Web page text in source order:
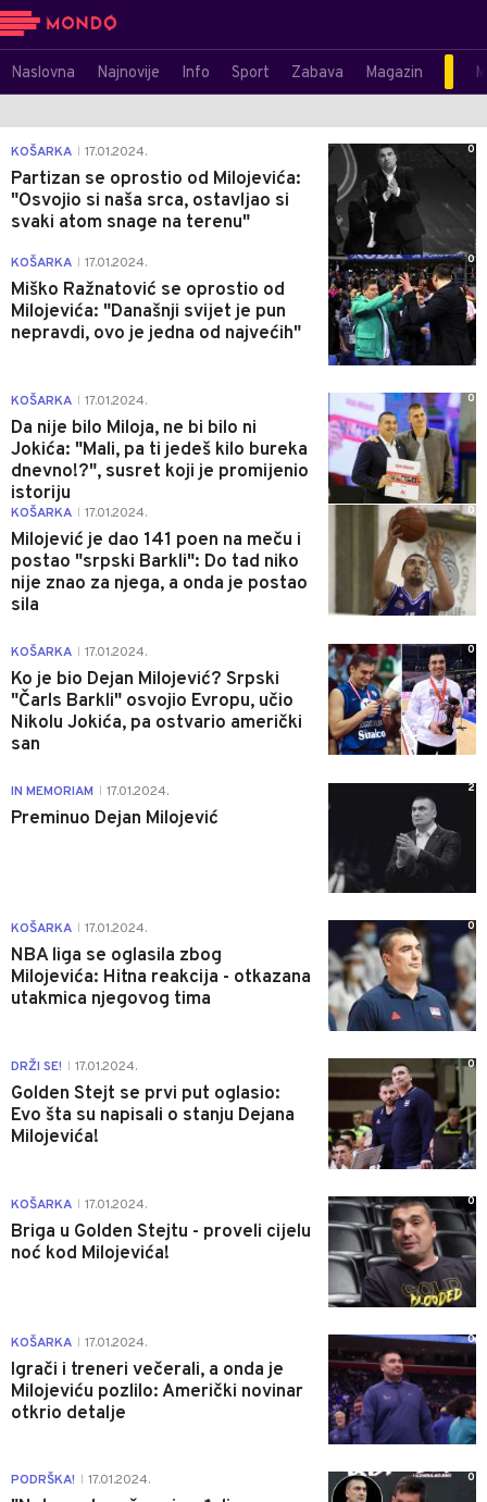
Naslovna Najnovije Info Sport Zabava Magazin
KOŠARKA 17.01.2024.
Partizan se oprostio od Milojevića:
"Osvojio si naša srca, ostavljao si
svaki atom snage na terenu"
0
KOŠARKA 17.01.2024.
Miško Ražnatović se oprostio od
Milojevića: "Današnji svijet je pun
nepravdi, ovo je jedna od najvećih"
0
KOŠARKA 17.01.2024.
Da nije bilo Miloja, ne bi bilo ni
Jokića: "Mali, pa ti jedeš kilo bureka
dnevno!?", susret koji je promijenio
istoriju
0
KOŠARKA 17.01.2024.
Milojević je dao 141 poen na meču i
postao "srpski Barkli": Do tad niko
nije znao za njega, a onda je postao
sila
0
KOŠARKA 17.01.2024.
Ko je bio Dejan Milojević? Srpski
"Čarls Barkli" osvojio Evropu, učio
Nikolu Jokića, pa ostvario američki
san
0
IN MEMORIAM 17.01.2024.
Preminuo Dejan Milojević
2
KOŠARKA 17.01.2024.
NBA liga se oglasila zbog
Milojevića: Hitna reakcija - otkazana
utakmica njegovog tima
0
DRŽI SE! 17.01.2024.
Golden Stejt se prvi put oglasio:
Evo šta su napisali o stanju Dejana
Milojevića!
0
KOŠARKA 17.01.2024.
Briga u Golden Stejtu - proveli cijelu
noć kod Milojevića!
0
KOŠARKA 17.01.2024.
Igrači i treneri večerali, a onda je
Milojeviću pozlilo: Američki novinar
otkrio detalje
0
PODRŠKA! 17.01.2024. 0